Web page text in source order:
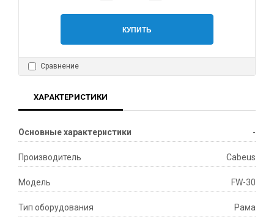
КУПИТЬ
Сравнение
ХАРАКТЕРИСТИКИ
Основные характеристики -
Производитель Cabeus
Модель FW-30
Тип оборудования Рама